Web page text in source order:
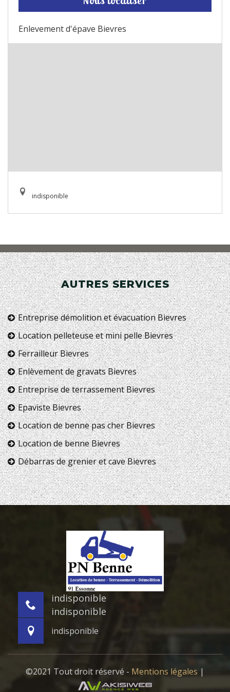
Enlevement d'épave Bievres
indisponible
AUTRES SERVICES
Entreprise démolition et évacuation Bievres
Location pelleteuse et mini pelle Bievres
Ferrailleur Bievres
Enlèvement de gravats Bievres
Entreprise de terrassement Bievres
Epaviste Bievres
Location de benne pas cher Bievres
Location de benne Bievres
Débarras de grenier et cave Bievres
indisponible
indisponible
indisponible
©2021 Tout droit réservé - Mentions légales |